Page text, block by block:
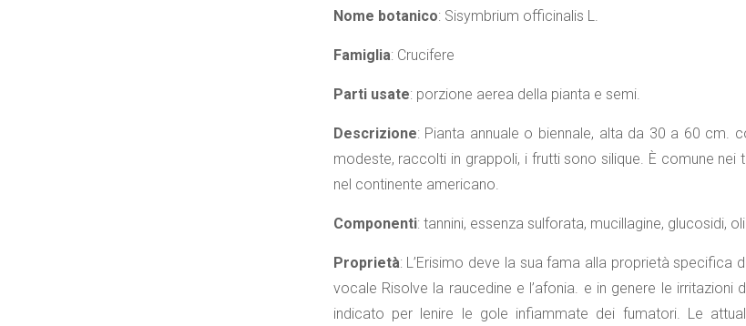
Nome botanico: Sisymbrium officinalis L.
Famiglia: Crucifere
Parti usate: porzione aerea della pianta e semi.
Descrizione: Pianta annuale o biennale, alta da 30 a 60
modeste, raccolti in grappoli, i frutti sono silique. È comune
nel continente americano.
Componenti: tannini, essenza sulforata, mucillagine, glucosidi,
Proprietà: L’Erisimo deve la sua fama alla proprietà
vocale Risolve la raucedine e l’afonia. e in genere le
indicato per lenire le gole infiammate dei fumatori. Le